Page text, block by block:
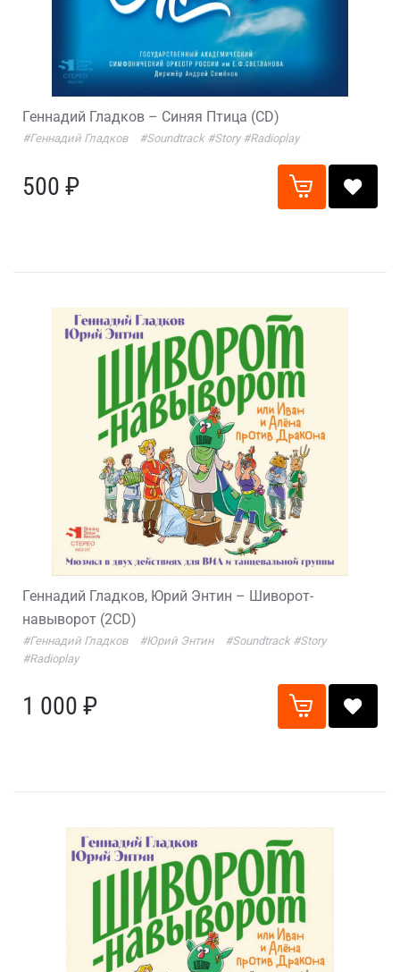
Геннадий Гладков – Синяя Птица (CD)
#Геннадий Гладков #Soundtrack #Story #Radioplay
500 ₽
Геннадий Гладков, Юрий Энтин – Шиворот-
навыворот (2CD)
#Геннадий Гладков #Юрий Энтин #Soundtrack #Story
#Radioplay
1 000 ₽